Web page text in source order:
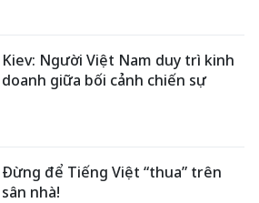
Kiev: Người Việt Nam duy trì kinh
doanh giữa bối cảnh chiến sự
Đừng để Tiếng Việt “thua” trên
sân nhà!